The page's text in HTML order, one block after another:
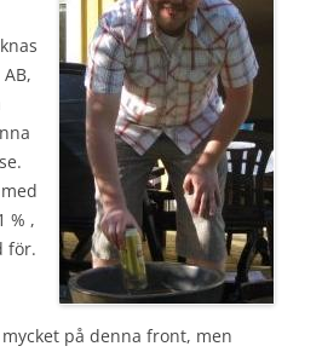
% ,
för.
på denna front, men